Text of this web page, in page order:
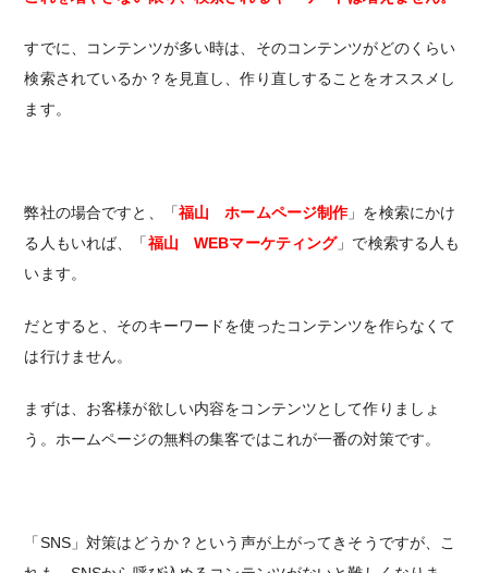
すでに、コンテンツが多い時は、そのコンテンツがどのくらい
検索されているか？を見直し、作り直しすることをオススメし
ます。
弊社の場合ですと、「福山 ホームページ制作」を検索にかけ
る人もいれば、「福山 WEBマーケティング」で検索する人も
います。
だとすると、そのキーワードを使ったコンテンツを作らなくて
は行けません。
まずは、お客様が欲しい内容をコンテンツとして作りましょ
う。ホームページの無料の集客ではこれが一番の対策です。
「SNS」対策はどうか？という声が上がってきそうですが、こ